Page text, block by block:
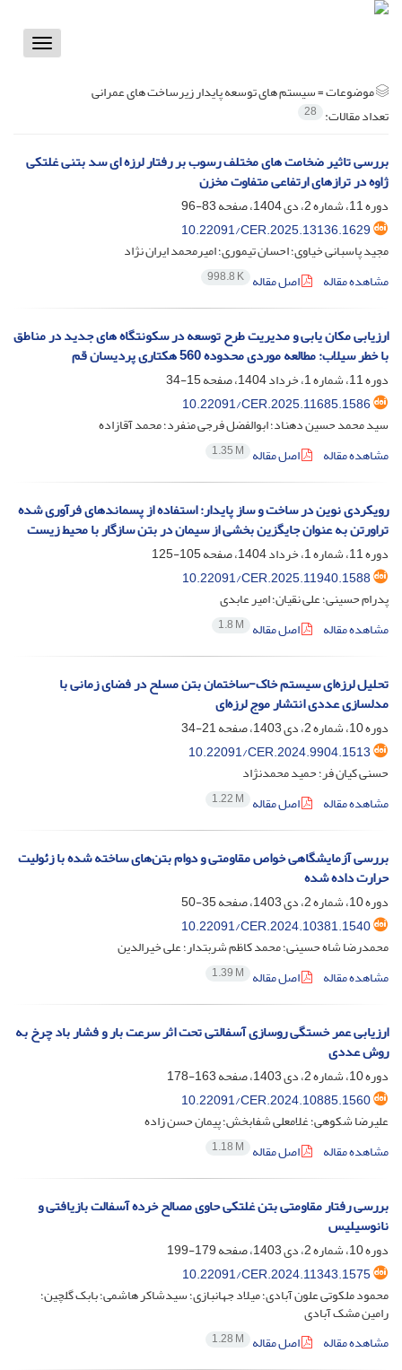
Toggle
موضوعات =سیستم های توسعه پایدار زیرساخت های عمرانی
تعداد مقالات: 28
بررسی تاثیر ضخامت های مختلف رسوب بر رفتار لرزه ای سد بتنی غلتکی
ژاوه در ترازهای ارتفاعی متفاوت مخزن
دوره 11، شماره 2، دی 1404، صفحه
83-96
10.22091/CER.2025.13136.1629
مجید پاسبانی خیاوی؛ احسان تیموری؛ امیرمحمد ایران نژاد
مشاهده مقاله
اصل مقاله 998.8 K
ارزیابی مکان یابی و مدیریت طرح توسعه در سکونتگاه های جدید در مناطق
با خطر سیلاب: مطالعه موردی محدوده 560 هکتاری پردیسان قم
دوره 11، شماره 1، خرداد 1404، صفحه
15-34
10.22091/CER.2025.11685.1586
سید محمد حسین دهناد؛ ابوالفضل فرجی منفرد؛ محمد آقازاده
مشاهده مقاله
اصل مقاله 1.35 M
رویکردی نوین در ساخت و ساز پایدار: استفاده از پسماندهای فرآوری شده
تراورتن به عنوان جایگزین بخشی از سیمان در بتن سازگار با محیط زیست
دوره 11، شماره 1، خرداد 1404، صفحه
105-125
10.22091/CER.2025.11940.1588
پدرام حسینی؛ علی نقیان؛ امیر عابدی
مشاهده مقاله
اصل مقاله 1.8 M
تحلیل لرزه‌ای سیستم خاک-ساختمان بتن مسلح در فضای زمانی با
مدلسازی عددی انتشار موج لرزه‌ای
دوره 10، شماره 2، دی 1403، صفحه
21-34
10.22091/CER.2024.9904.1513
حسنی کیان فر؛ حمید محمدنژاد
مشاهده مقاله
اصل مقاله 1.22 M
بررسی آزمایشگاهی خواص مقاومتی و دوام بتن‌های ساخته شده با زئولیت
حرارت داده شده
دوره 10، شماره 2، دی 1403، صفحه
35-50
10.22091/CER.2024.10381.1540
محمدرضا شاه حسینی؛ محمد کاظم شربتدار؛ علی خیرالدین
مشاهده مقاله
اصل مقاله 1.39 M
ارزیابی عمر خستگی روسازی آسفالتی تحت اثر سرعت بار و فشار باد چرخ به
روش عددی
دوره 10، شماره 2، دی 1403، صفحه
163-178
10.22091/CER.2024.10885.1560
علیرضا شکوهی؛ غلامعلی شفابخش؛ پیمان حسن زاده
مشاهده مقاله
اصل مقاله 1.18 M
بررسی رفتار مقاومتی بتن غلتکی حاوی مصالح خرده آسفالت بازیافتی و
نانوسیلیس
دوره 10، شماره 2، دی 1403، صفحه
179-199
10.22091/CER.2024.11343.1575
محمود ملکوتی علون آبادی؛ میلاد جهانبازی؛ سیدشاکر هاشمی؛ بابک گلچین؛
رامین مشک آبادی
مشاهده مقاله
اصل مقاله 1.28 M